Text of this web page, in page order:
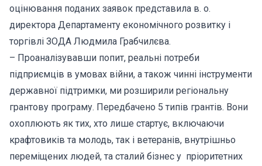
оцінювання поданих заявок представила в. о.
директора Департаменту економічного розвитку і
торгівлі ЗОДА Людмила Грабчилєва.
– Проаналізувавши попит, реальні потреби
підприємців в умовах війни, а також чинні інструменти
державної підтримки, ми розширили регіональну
грантову програму. Передбачено 5 типів грантів. Вони
охоплюють як тих, хто лише стартує, включаючи
крафтовиків та молодь, так і ветеранів, внутрішньо
переміщених людей, та сталий бізнес у пріоритетних